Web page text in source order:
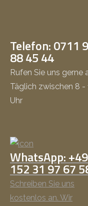
Telefon: 0711
88 45 44
Rufen Sie uns gerne
Täglich zwischen 8 -
Uhr
WhatsApp: +49
152 31 97 67
Schreiben Sie uns
kostenlos an. Wir